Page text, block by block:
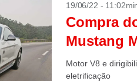
19/06/22 -
Compra
Mustang
Motor V8 e
eletrificação